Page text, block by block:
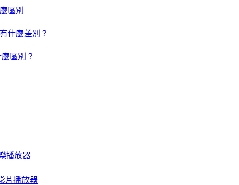
區別
什麼差別？
區別？
播放器
片播放器